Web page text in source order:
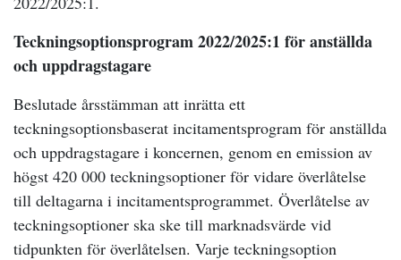
Teckningsoptionsprogram 2022/2025:1 för anställda
och uppdragstagare
Beslutade årsstämman att inrätta ett
teckningsoptionsbaserat incitamentsprogram för anställda
och uppdragstagare i koncernen, genom en emission av
högst 420 000 teckningsoptioner för vidare överlåtelse
till deltagarna i incitamentsprogrammet. Överlåtelse av
teckningsoptioner ska ske till marknadsvärde vid
tidpunkten för överlåtelsen. Varje teckningsoption